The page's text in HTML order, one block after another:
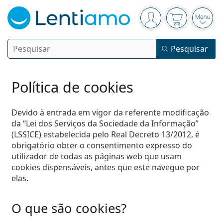
Painel de navegação
está conectado
O cestoAbrir
Pesquisar
Pesquisar
Iniciar sessão
Lentes de contacto
Frequência de uso
Diárias
Semanais
Quinzenais
Trimestrais
Tipo
Esféricas e asféricas
Tóricas para astigmatismo
De hidrogel de silicone
Marca
Acuvue
Dailies
Líquidos e Acessórios
Gotas para os olhos
Como comprar lentes de contacto online
Todas as lentes de contacto
Líquidos
Por tipo
Multiusos
Peróxido
Sem conservantes
Por tamanho
de 50 a 120 ml
de 225 a 500 ml
Preço melhorado
Óculos graduados
Tipo
Mulher Homem Crianças
Ofertas especiais
Edição limitada
Óculos graduados
Marca
Óculos de sol
Tipo
Mulher Homem
Ofertas especiais
Óculos de filtro azul
Política de cookies
Devido à entrada em vigor da referente modificação
da “Lei dos Serviços da Sociedade da Informação”
(LSSICE) estabelecida pelo Real Decreto 13/2012, é
obrigatório obter o consentimento expresso do
utilizador de todas as páginas web que usam
cookies dispensáveis, antes que este navegue por
elas.
O que são cookies?